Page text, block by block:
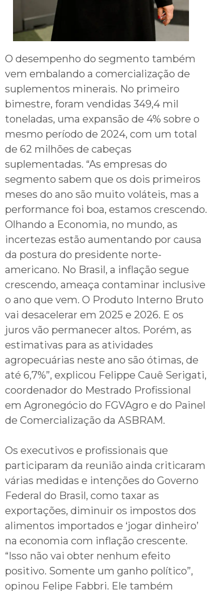
O desempenho do segmento também
vem embalando a comercialização de
suplementos minerais. No primeiro
bimestre, foram vendidas 349,4 mil
toneladas, uma expansão de 4% sobre o
mesmo período de 2024, com um total
de 62 milhões de cabeças
suplementadas. “As empresas do
segmento sabem que os dois primeiros
meses do ano são muito voláteis, mas a
performance foi boa, estamos crescendo.
Olhando a Economia, no mundo, as
incertezas estão aumentando por causa
da postura do presidente norte-
americano. No Brasil, a inflação segue
crescendo, ameaça contaminar inclusive
o ano que vem. O Produto Interno Bruto
vai desacelerar em 2025 e 2026. E os
juros vão permanecer altos. Porém, as
estimativas para as atividades
agropecuárias neste ano são ótimas, de
até 6,7%”, explicou Felippe Cauê Serigati,
coordenador do Mestrado Profissional
em Agronegócio do FGVAgro e do Painel
de Comercialização da ASBRAM.
Os executivos e profissionais que
participaram da reunião ainda criticaram
várias medidas e intenções do Governo
Federal do Brasil, como taxar as
exportações, diminuir os impostos dos
alimentos importados e ‘jogar dinheiro’
na economia com inflação crescente.
“Isso não vai obter nenhum efeito
positivo. Somente um ganho político”,
opinou Felipe Fabbri. Ele também